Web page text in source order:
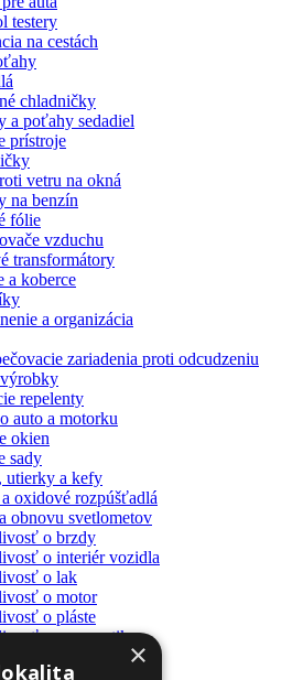
testery
na cestách
chladničky
a poťahy sedadiel
prístroje
vetru na okná
na benzín
fólie
vzduchu
transformátory
a koberce
a organizácia
zariadenia proti odcudzeniu
repelenty
auto a motorku
okien
sady
utierky a kefy
oxidové rozpúšťadlá
obnovu svetlometov
o brzdy
o interiér vozidla
o lak
o motor
o pláste
o pneumatiky
a tašky
×